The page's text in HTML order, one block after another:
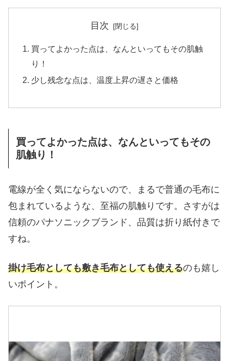
目次
買ってよかった点は、なんといってもその肌触
り！
少し残念な点は、温度上昇の遅さと価格
買ってよかった点は、なんといってもその
肌触り！
電線が全く気にならないので、まるで普通の毛布に
包まれているような、至福の肌触りです。さすがは
信頼のパナソニックブランド、品質は折り紙付きで
すね。
掛け毛布としても敷き毛布としても使えるのも嬉し
いポイント。